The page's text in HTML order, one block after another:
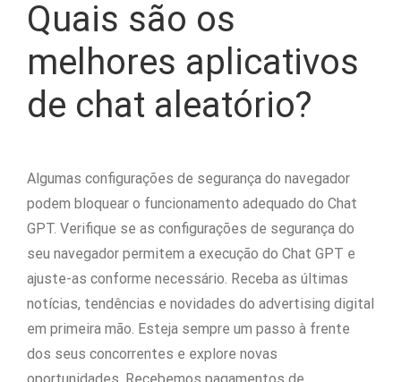
Quais são os
melhores aplicativos
de chat aleatório?
Algumas configurações de segurança do navegador
podem bloquear o funcionamento adequado do Chat
GPT. Verifique se as configurações de segurança do
seu navegador permitem a execução do Chat GPT e
ajuste-as conforme necessário. Receba as últimas
notícias, tendências e novidades do advertising digital
em primeira mão. Esteja sempre um passo à frente
dos seus concorrentes e explore novas